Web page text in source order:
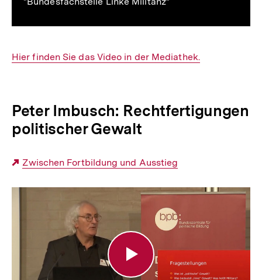
Interner
Hier finden Sie das Video in der Mediathek.
Peter Imbusch: Rechtfertigungen
politischer Gewalt
Externer
Zwischen Fortbildung und Ausstieg
Rechtfertigungen
politischer
Gewalt